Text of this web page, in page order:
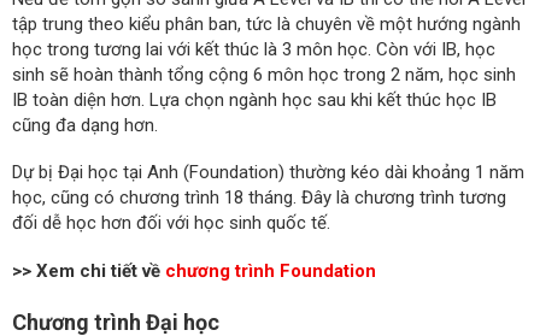
tập trung theo kiểu phân ban, tức là chuyên về một hướng ngành
học trong tương lai với kết thúc là 3 môn học. Còn với IB, học
sinh sẽ hoàn thành tổng cộng 6 môn học trong 2 năm, học sinh
IB toàn diện hơn. Lựa chọn ngành học sau khi kết thúc học IB
cũng đa dạng hơn.
Dự bị Đại học tại Anh (Foundation) thường kéo dài khoảng 1 năm
học, cũng có chương trình 18 tháng. Đây là chương trình tương
đối dễ học hơn đối với học sinh quốc tế.
>> Xem chi tiết về chương trình Foundation
Chương trình Đại học